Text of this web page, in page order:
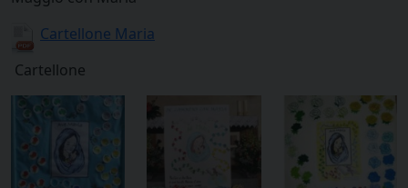
Cartellone Maria
Cartellone